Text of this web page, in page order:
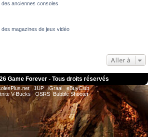
anciennes consoles
magazines de jeux vidéo
Aller à
Game Forever - Tous droits réservés
1UP iGraal
eBuyClub
V-Bucks
OSRS Bubble Shooter